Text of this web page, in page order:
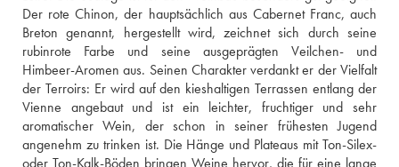
Der rote Chinon, der hauptsächlich aus Cabernet Franc, auch
Breton genannt, hergestellt wird, zeichnet sich durch seine
rubinrote Farbe und seine ausgeprägten Veilchen- und
Himbeer-Aromen aus. Seinen Charakter verdankt er der Vielfalt
der Terroirs: Er wird auf den kieshaltigen Terrassen entlang der
Vienne angebaut und ist ein leichter, fruchtiger und sehr
aromatischer Wein, der schon in seiner frühesten Jugend
angenehm zu trinken ist. Die Hänge und Plateaus mit Ton-Silex-
oder Ton-Kalk-Böden bringen Weine hervor, die für eine lange